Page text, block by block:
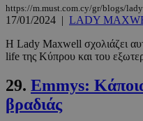
https://m.must.com.cy/gr/blogs/
17/01/2024 | LADY
Η Lady Maxwell σχολιάζει
life της Κύπρου και του
29. Emmys:
βραδιάς
PHPSESSID